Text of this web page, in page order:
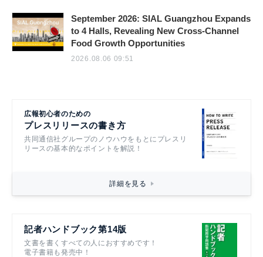
September 2026: SIAL Guangzhou Expands
to 4 Halls, Revealing New Cross-Channel
Food Growth Opportunities
2026.08.06 09:51
広報初心者のための
プレスリリースの書き方
共同通信社グループのノウハウをもとにプレスリ
リースの基本的なポイントを解説！
詳細を見る
記者ハンドブック第14版
文書を書くすべての人におすすめです！
電子書籍も発売中！